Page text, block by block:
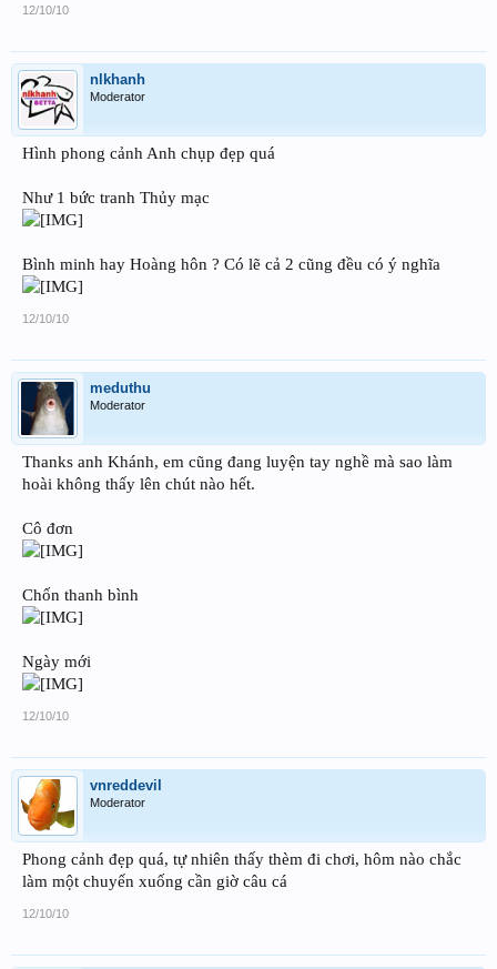
12/10/10
nlkhanh
Moderator
Hình phong cảnh Anh chụp đẹp quá
Như 1 bức tranh Thủy mạc
Bình minh hay Hoàng hôn ? Có lẽ cả 2 cũng đều có ý nghĩa
12/10/10
meduthu
Moderator
Thanks anh Khánh, em cũng đang luyện tay nghề mà sao làm
hoài không thấy lên chút nào hết.
Cô đơn
Chốn thanh bình
Ngày mới
12/10/10
vnreddevil
Moderator
Phong cảnh đẹp quá, tự nhiên thấy thèm đi chơi, hôm nào chắc
làm một chuyến xuống cần giờ câu cá
12/10/10